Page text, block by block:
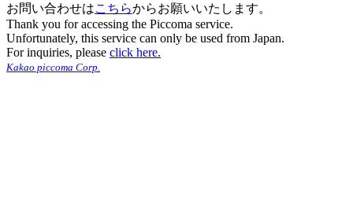
お問い合わせはこちらからお願いいたします。
Thank you for accessing the Piccoma service.
Unfortunately, this service can only be used from Japan.
For inquiries, please click here.
Kakao piccoma Corp.